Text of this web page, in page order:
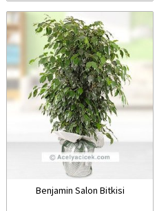
Benjamin Salon Bitkisi